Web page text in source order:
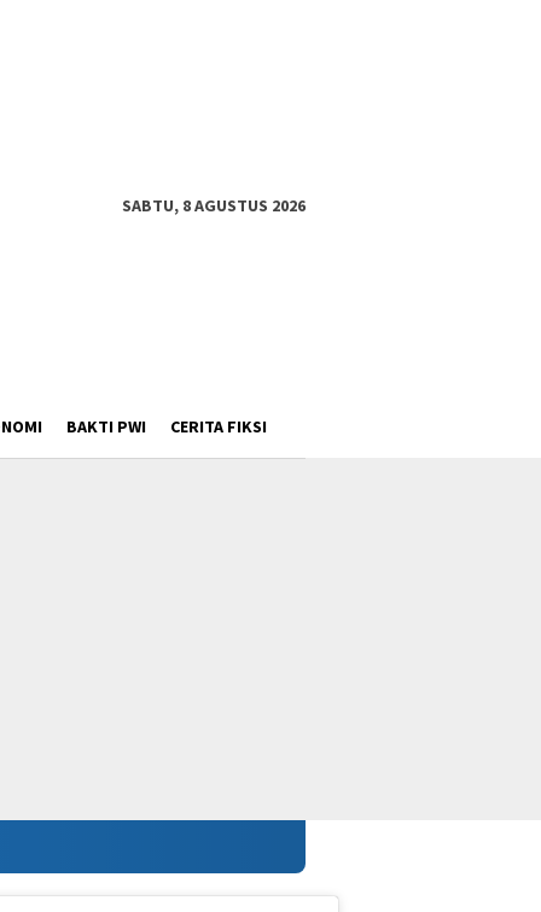
SABTU, 8 AGUSTUS 2026
BAKTI PWI CERITA FIKSI